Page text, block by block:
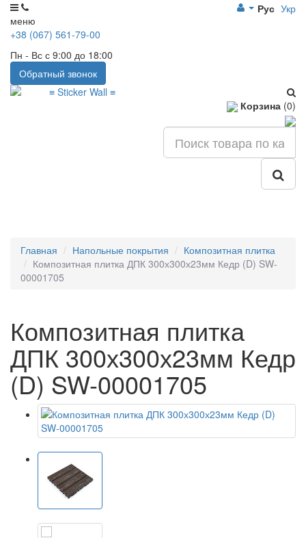
меню
Рус Укр
+38 (067) 561-79-00
Пн - Вс с 9:00 до 18:00
Обратный звонок
Корзина (0)
Главная Напольные покрытия
Композитная плитка
Композитная плитка ДПК 300х300х23мм Кедр (D) SW-
00001705
Композитная плитка
ДПК 300х300х23мм Кедр
(D) SW-00001705